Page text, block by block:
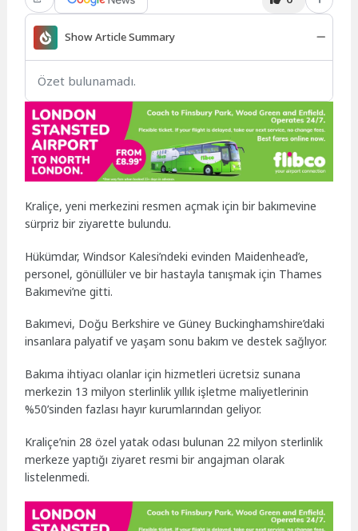
Show Article Summary
Özet bulunamadı.
Kraliçe, yeni merkezini resmen açmak için bir bakımevine
sürpriz bir ziyarette bulundu.
Hükümdar, Windsor Kalesi’ndeki evinden Maidenhead’e,
personel, gönüllüler ve bir hastayla tanışmak için Thames
Bakımevi’ne gitti.
Bakımevi, Doğu Berkshire ve Güney Buckinghamshire’daki
insanlara palyatif ve yaşam sonu bakım ve destek sağlıyor.
Bakıma ihtiyacı olanlar için hizmetleri ücretsiz sunana
merkezin 13 milyon sterlinlik yıllık işletme maliyetlerinin
%50’sinden fazlası hayır kurumlarından geliyor.
Kraliçe’nin 28 özel yatak odası bulunan 22 milyon sterlinlik
merkeze yaptığı ziyaret resmi bir angajman olarak
listelenmedi.